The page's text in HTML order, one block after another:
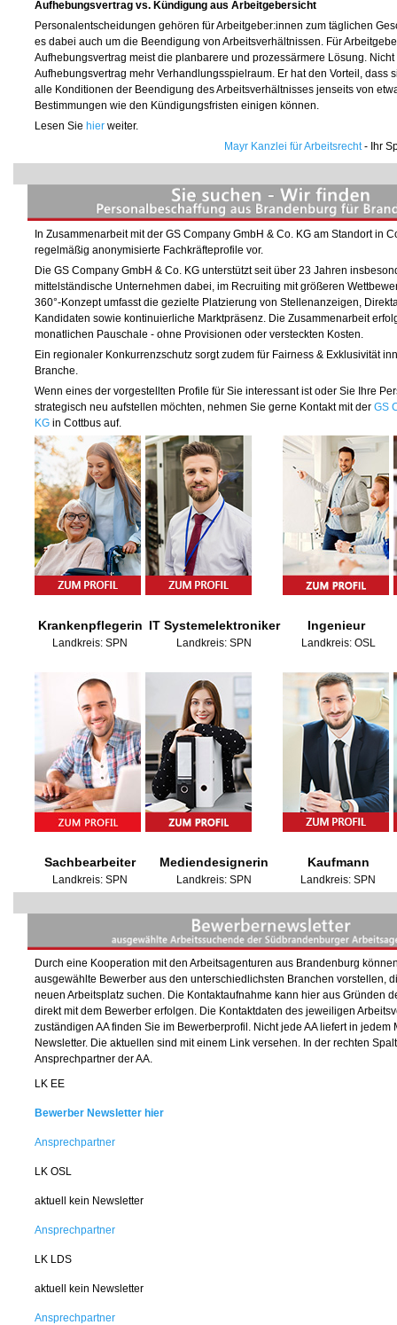
Aufhebungsvertrag vs. Kündigung aus Arbeitgebersicht
Personalentscheidungen gehören für Arbeitgeber:innen zum täglichen
es dabei auch um die Beendigung von Arbeitsverhältnissen. Für
Aufhebungsvertrag meist die planbarere und prozessärmere Lösung.
Aufhebungsvertrag mehr Verhandlungsspielraum. Er hat den Vorteil, dass
alle Konditionen der Beendigung des Arbeitsverhältnisses jenseits von
Bestimmungen wie den Kündigungsfristen einigen können.
Lesen Sie hier weiter.
Mayr Kanzlei für Arbeitsrecht- Ihr
In Zusammenarbeit mit der GS Company GmbH & Co. KG am Standort in
regelmäßig anonymisierte Fachkräfteprofile vor.
Die GS Company GmbH & Co. KG unterstützt seit über 23 Jahren
mittelständische Unternehmen dabei, im Recruiting mit größeren
360°-Konzept umfasst die gezielte Platzierung von Stellenanzeigen,
Kandidaten sowie kontinuierliche Marktpräsenz. Die Zusammenarbeit
monatlichen Pauschale - ohne Provisionen oder versteckten Kosten.
Ein regionaler Konkurrenzschutz sorgt zudem für Fairness & Exklusivität
Branche.
Wenn eines der vorgestellten Profile für Sie interessant ist oder Sie Ihre
strategisch neu aufstellen möchten, nehmen Sie gerne Kontakt mit der GS
KG in Cottbus auf.
Krankenpflegerin IT Systemelektroniker Ingenieur
Landkreis: SPN Landkreis: SPN Landkreis: OSL
Sachbearbeiter Mediendesignerin Kaufmann
Landkreis: SPN Landkreis: SPN Landkreis: SPN
Durch eine Kooperation mit den Arbeitsagenturen aus Brandenburg
ausgewählte Bewerber aus den unterschiedlichsten Branchen vorstellen,
neuen Arbeitsplatz suchen. Die Kontaktaufnahme kann hier aus Gründen
direkt mit dem Bewerber erfolgen. Die Kontaktdaten des jeweiligen
zuständigen AA finden Sie im Bewerberprofil. Nicht jede AA liefert in jedem
Newsletter. Die aktuellen sind mit einem Link versehen. In der rechten
Ansprechpartner der AA.
LK EE
Bewerber Newsletter hier
Ansprechpartner
LK OSL
aktuell kein Newsletter
Ansprechpartner
LK LDS
aktuell kein Newsletter
Ansprechpartner